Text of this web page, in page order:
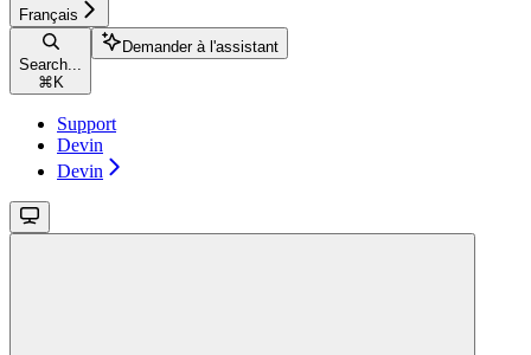
Français
Search...
⌘ K
Demander à l'assistant
Support
Devin
Devin